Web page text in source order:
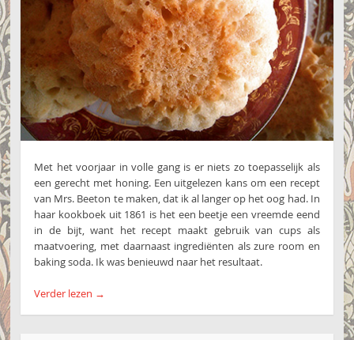
Met het voorjaar in volle gang is er niets zo toepasselijk als
een gerecht met honing. Een uitgelezen kans om een recept
van Mrs. Beeton te maken, dat ik al langer op het oog had. In
haar kookboek uit 1861 is het een beetje een vreemde eend
in de bijt, want het recept maakt gebruik van cups als
maatvoering, met daarnaast ingrediënten als zure room en
baking soda. Ik was benieuwd naar het resultaat.
Verder lezen →